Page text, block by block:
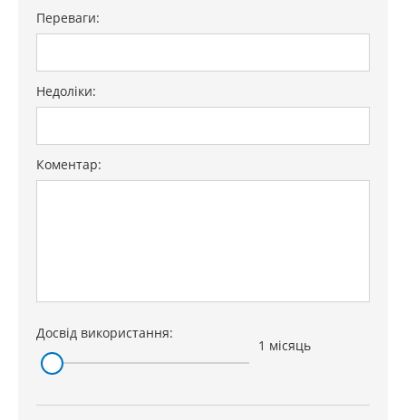
Переваги:
Недоліки:
Коментар:
Досвід використання:
1 місяць